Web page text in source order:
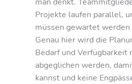
Projekte laufen parallel,
müssen gewartet
Genau hier wird die
Bedarf und Verfügbarkeit
abgeglichen werden,
kannst und keine